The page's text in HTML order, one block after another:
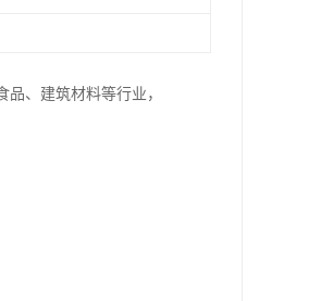
、建筑材料等行业，